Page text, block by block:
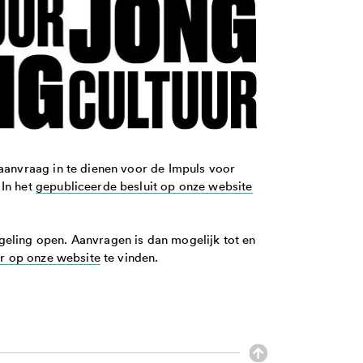
in te dienen voor de Impuls voor
het gepubliceerde besluit op onze website
open. Aanvragen is dan mogelijk tot en
op onze websitete vinden.